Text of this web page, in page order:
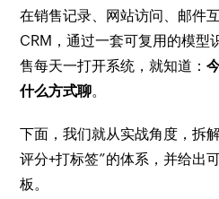
在销售记录、网站访问、邮件
CRM，通过一套可复用的模型
售每天一打开系统，就知道：
什么方式聊。
下面，我们就从实战角度，拆
评分+打标签”的体系，并给出
板。